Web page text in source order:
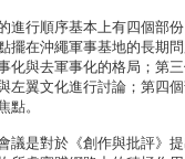
進行順序基本上有四個部
擺在沖繩軍事基地的長期
化與去軍事化的格局；第
左翼文化進行討論；第四
點。
議是對於《創作與批評》